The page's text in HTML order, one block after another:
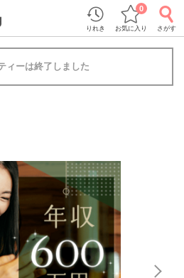
りれき お気に入り
0
さがす
ィーは終了しました